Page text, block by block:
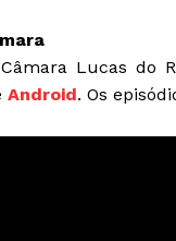
Lucas do
Android. Os